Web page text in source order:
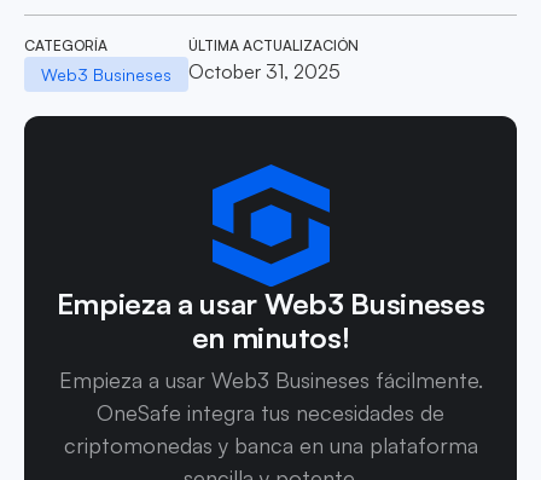
CATEGORÍA
Web3 Busineses
ÚLTIMA ACTUALIZACIÓN
October 31, 2025
Empieza a usar Web3 Busineses
en minutos!
Empieza a usar Web3 Busineses fácilmente.
OneSafe integra tus necesidades de
criptomonedas y banca en una plataforma